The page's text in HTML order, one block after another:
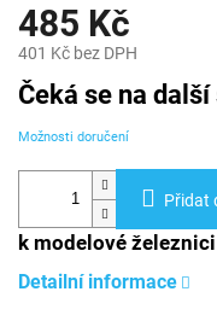
485 Kč
401 Kč bez DPH
Měrná
cena:
Čeká se na
Možnosti doručení
Přidat
k modelové železnici
Detailní informace